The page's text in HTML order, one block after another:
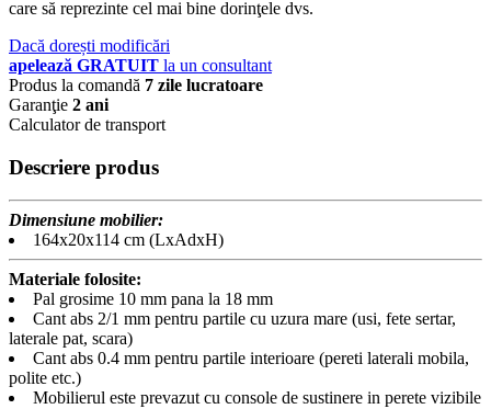
care să reprezinte cel mai bine dorinţele dvs.
Dacă dorești modificări
apelează GRATUIT la un consultant
Produs la comandă 7 zile lucratoare
Garanţie 2 ani
Calculator de transport
Descriere produs
Dimensiune mobilier:
164x20x114 cm (LxAdxH)
Materiale folosite:
Pal grosime 10 mm pana la 18 mm
Cant abs 2/1 mm pentru partile cu uzura mare (usi, fete sertar,
laterale pat, scara)
Cant abs 0.4 mm pentru partile interioare (pereti laterali mobila,
polite etc.)
Mobilierul este prevazut cu console de sustinere in perete vizibile